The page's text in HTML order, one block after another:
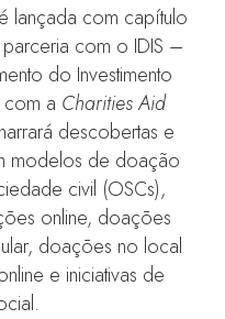
lançada com capítulo
com o IDIS –
do Investimento
a Charities Aid
descobertas e
modelos de doação
civil (OSCs),
online, doações
doações no local
e iniciativas de